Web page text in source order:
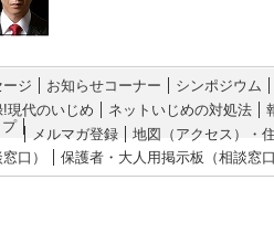
ジ お知らせコーナー
シンポジウム
!現代のいじめ ネットいじめの対処法
メルマガ登録
地図（アクセス）・
口）
保護者・大人用掲示板（相談窓